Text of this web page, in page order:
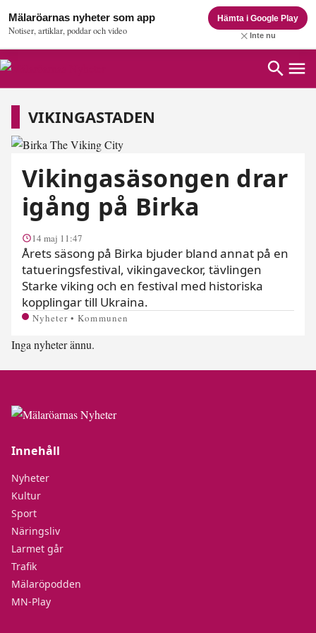
Mälaröarnas nyheter som app
Notiser, artiklar, poddar och video
Hämta i Google Play
Inte nu
vikingastaden
VIKINGASTADEN
Vikingasäsongen drar
igång på Birka
14 maj 11:47
Årets säsong på Birka bjuder bland annat på en
tatueringsfestival, vikingaveckor, tävlingen
Starke viking och en festival med historiska
kopplingar till Ukraina.
Nyheter • Kommunen
Inga nyheter ännu.
Innehåll
Nyheter
Kultur
Sport
Näringsliv
Larmet går
Trafik
Mälaröpodden
MN-Play